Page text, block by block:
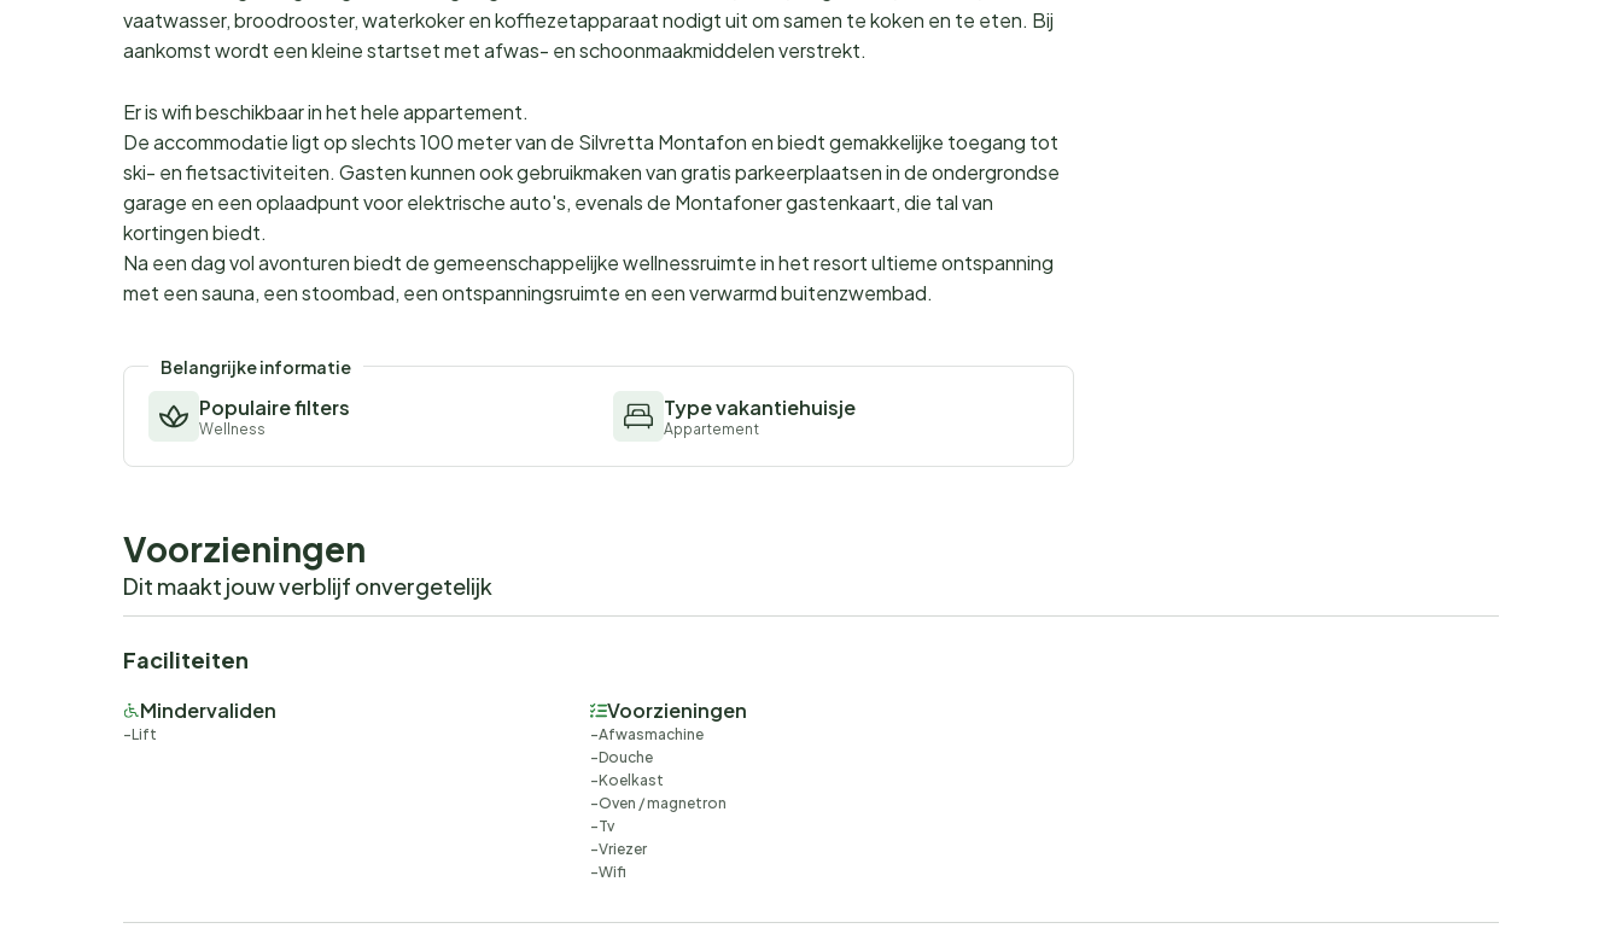
vaatwasser, broodrooster, waterkoker en koffiezetapparaat nodigt uit om samen te koken en te eten. Bij
aankomst wordt een kleine startset met afwas- en schoonmaakmiddelen verstrekt.
Er is wifi beschikbaar in het hele appartement.
De accommodatie ligt op slechts 100 meter van de Silvretta Montafon en biedt gemakkelijke toegang tot
ski- en fietsactiviteiten. Gasten kunnen ook gebruikmaken van gratis parkeerplaatsen in de ondergrondse
garage en een oplaadpunt voor elektrische auto's, evenals de Montafoner gastenkaart, die tal van
kortingen biedt.
Na een dag vol avonturen biedt de gemeenschappelijke wellnessruimte in het resort ultieme ontspanning
met een sauna, een stoombad, een ontspanningsruimte en een verwarmd buitenzwembad.
Belangrijke informatie
Populaire filters
Wellness
Type vakantiehuisje
Appartement
Voorzieningen
Dit maakt jouw verblijf onvergetelijk
Faciliteiten
Mindervaliden
Lift
Voorzieningen
Afwasmachine
Douche
Koelkast
Oven / magnetron
Tv
Vriezer
Wifi